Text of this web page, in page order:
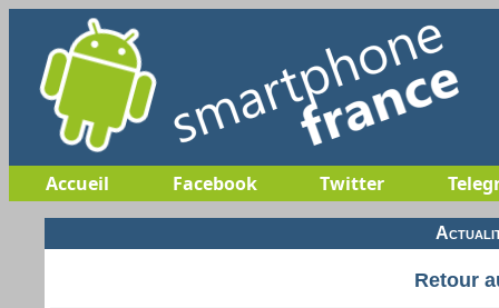
Accueil Facebook Twitter
Retour